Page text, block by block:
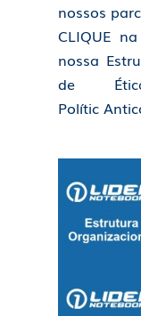
nossos
CLIQUE
nossa
de
Polític